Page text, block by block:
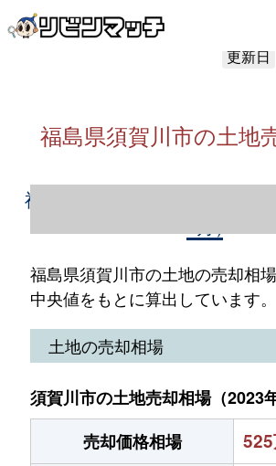
更新日
福島県須賀川市の土地
福島県須賀川市の土地売却情
福島県須賀川市の土地の売却相
中央値をもとに算出しています。
土地の売却相場
須賀川市の土地売却相場（2023年
売却価格相場